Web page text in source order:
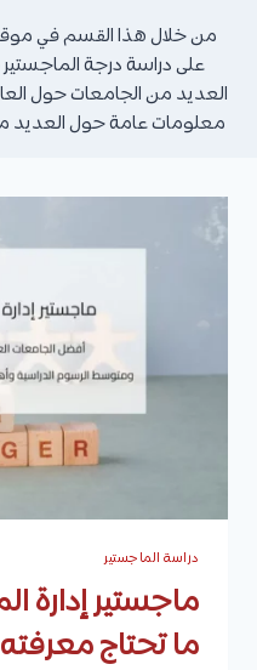
على دراسة درجة
العديد من الجامعات حول
معلومات عامة حول العديد
دراسة الماجستير
ماجستير إدارة
ما تحتاج معرفته